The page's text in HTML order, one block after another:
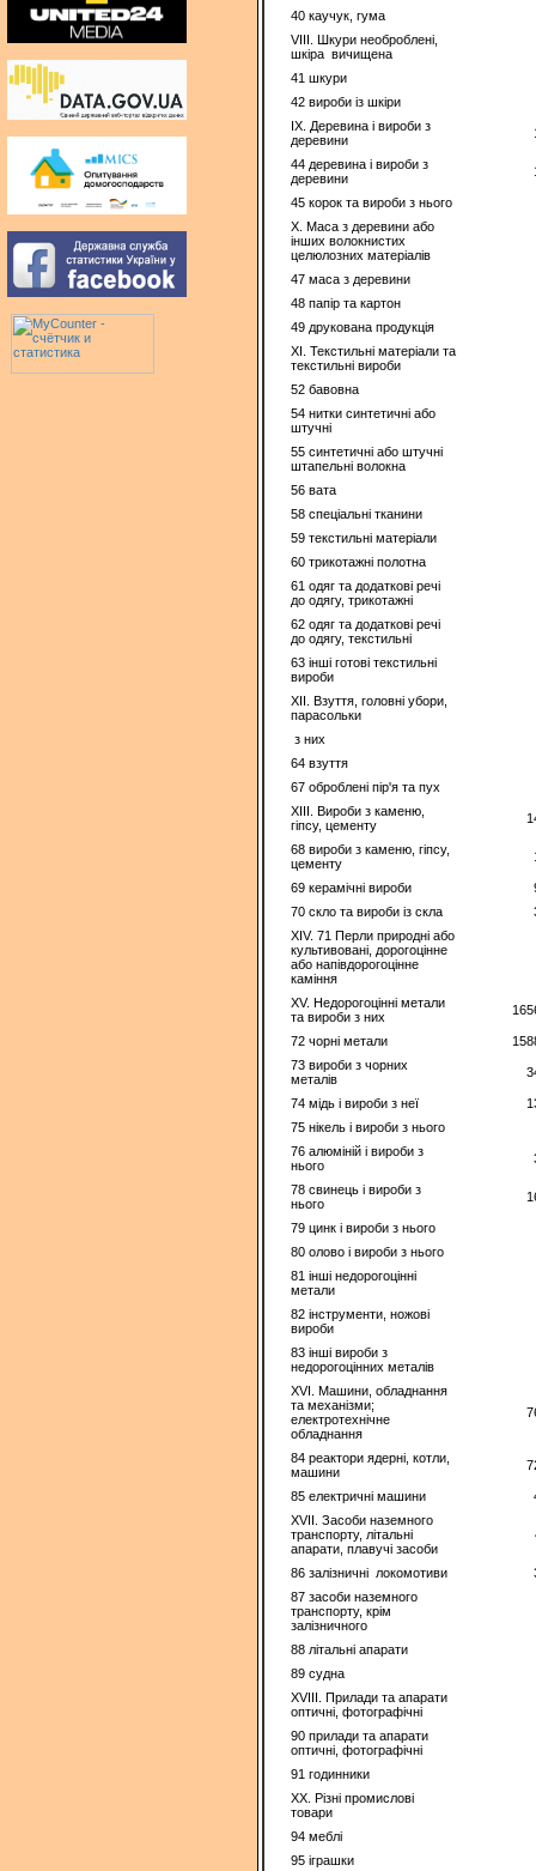
40 каучук, гума
VIII. Шкури необроблені,
шкіра вичищена
41 шкури
42 вироби із шкiри
IX. Деревина і вироби з
деревини
44 деревина і вироби з
деревини
45 корок та вироби з нього
X. Маса з деревини або
інших волокнистих
целюлозних матеріалів
47 маса з деревини
48 папiр та картон
49 друкована продукція
ХІ. Текстильні матеріали та
текстильні вироби
52 бавовна
54 нитки синтетичні або
штучні
55 синтетичні або штучні
штапельні волокна
56 вата
58 спецiальнi тканини
59 текстильнi матерiали
60 трикотажні полотна
61 одяг та додаткові речі
до одягу, трикотажні
62 одяг та додаткові речі
до одягу, текстильні
63 іншi готовi текстильні
вироби
XII. Взуття, головнi убори,
парасольки
з них
64 взуття
67 оброблені пір'я та пух
XIII. Вироби з каменю,
гіпсу, цементу
68 вироби з каменю, гiпсу,
цементу
69 керамiчнi вироби
70 скло та вироби із скла
XIV. 71 Перли природні або
культивовані, дорогоцінне
або напівдорогоцінне
каміння
XV. Недорогоцінні метали
та вироби з них
72 чорнi метали
73 вироби з чорних
металiв
74 мiдь i вироби з неї
75 нiкель i вироби з нього
76 алюмiнiй i вироби з
нього
78 свинець і вироби з
нього
79 цинк i вироби з нього
80 олово і вироби з нього
81 іншi недорогоціннi
метали
82 інструменти, ножовi
вироби
83 іншi вироби з
недорогоцінних металiв
XVI. Машини, обладнання
та механізми;
електротехнічне
обладнання
84 реактори ядерні, котли,
машини
85 електричнi машини
XVII. Засоби наземного
транспорту, літальні
апарати, плавучі засоби
86 залізничні локомотиви
87 засоби наземного
транспорту, крім
залізничного
88 літальні апарати
89 судна
XVIII. Прилади та апарати
оптичні, фотографічні
90 прилади та апарати
оптичні, фотографічні
91 годинники
XX. Рiзнi промислові
товари
94 меблi
95 іграшки